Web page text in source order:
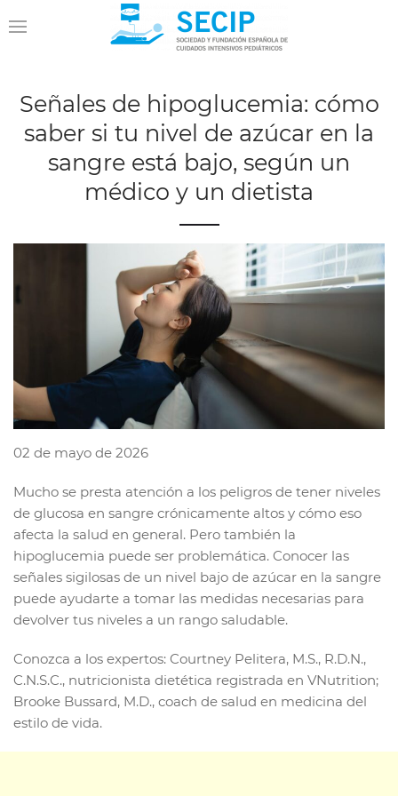
Señales de hipoglucemia: cómo
saber si tu nivel de azúcar en la
sangre está bajo, según un
médico y un dietista
02 de mayo de 2026
Mucho se presta atención a los peligros de tener niveles
de glucosa en sangre crónicamente altos y cómo eso
afecta la salud en general. Pero también la
hipoglucemia puede ser problemática. Conocer las
señales sigilosas de un nivel bajo de azúcar en la sangre
puede ayudarte a tomar las medidas necesarias para
devolver tus niveles a un rango saludable.
Conozca a los expertos: Courtney Pelitera, M.S., R.D.N.,
C.N.S.C., nutricionista dietética registrada en VNutrition;
Brooke Bussard, M.D., coach de salud en medicina del
estilo de vida.